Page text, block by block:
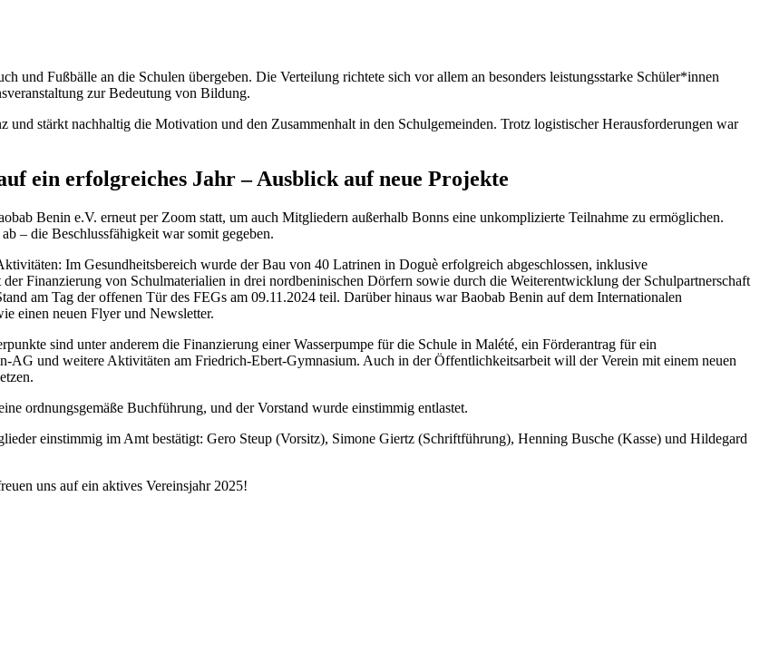
und Fußbälle an die Schulen übergeben. Die Verteilung richtete sich vor allem an besonders leistungsstarke Schüler*innen
zur Bedeutung von Bildung.
stärkt nachhaltig die Motivation und den Zusammenhalt in den Schulgemeinden. Trotz logistischer Herausforderungen war
ein erfolgreiches Jahr – Ausblick auf neue Projekte
Benin e.V. erneut per Zoom statt, um auch Mitgliedern außerhalb Bonns eine unkomplizierte Teilnahme zu ermöglichen.
– die Beschlussfähigkeit war somit gegeben.
Im Gesundheitsbereich wurde der Bau von 40 Latrinen in Doguè erfolgreich abgeschlossen, inklusive
Finanzierung von Schulmaterialien in drei nordbeninischen Dörfern sowie durch die Weiterentwicklung der Schulpartnerschaft
am Tag der offenen Tür des FEGs am 09.11.2024 teil. Darüber hinaus war Baobab Benin auf dem Internationalen
einen neuen Flyer und Newsletter.
sind unter anderem die Finanzierung einer Wasserpumpe für die Schule in Malété, ein Förderantrag für ein
und weitere Aktivitäten am Friedrich-Ebert-Gymnasium. Auch in der Öffentlichkeitsarbeit will der Verein mit einem neuen
ordnungsgemäße Buchführung, und der Vorstand wurde einstimmig entlastet.
einstimmig im Amt bestätigt: Gero Steup (Vorsitz), Simone Giertz (Schriftführung), Henning Busche (Kasse) und Hildegard
uns auf ein aktives Vereinsjahr 2025!